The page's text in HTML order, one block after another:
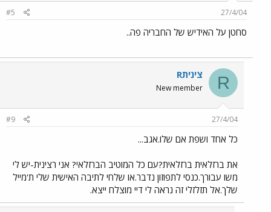
27/4/04
#5
סחטן על האידיש של החבריה פה..
R Rצינית
New member
27/4/04
#9
כל אחד ושפת אם שלו.אגב...
את ברזלאית ברזלאית?עם כל המוטיב הברזלאי? אני רצינית-יש לי
משו עבורך.כנסי לתפוזון נדבר.או שלחי לתיבה האישית שלי ת'מייל
שלך.אל תזלזלי זה נראה לי דיי מוצלח ייצא.